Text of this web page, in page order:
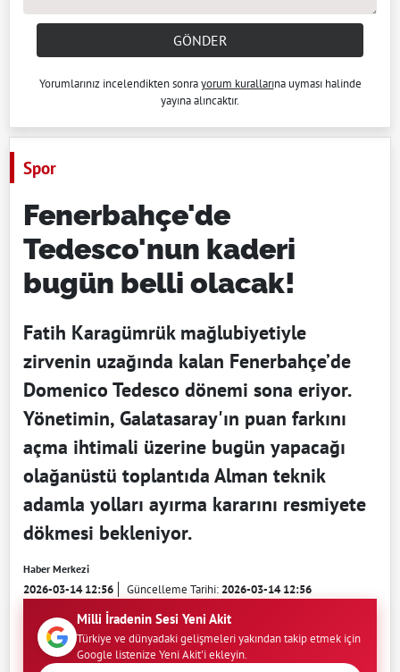
GÖNDER
Yorumlarınız incelendikten sonrayorum kurallarına uyması halinde
yayına alıncaktır.
Spor
Fenerbahçe'de
Tedesco'nun kaderi
bugün belli olacak!
Fatih Karagümrük mağlubiyetiyle
zirvenin uzağında kalan Fenerbahçe’de
Domenico Tedesco dönemi sona eriyor.
Yönetimin, Galatasaray'ın puan farkını
açma ihtimali üzerine bugün yapacağı
olağanüstü toplantıda Alman teknik
adamla yolları ayırma kararını resmiyete
dökmesi bekleniyor.
Haber Merkezi
2026-03-14 12:56 Güncelleme Tarihi:2026-03-14 12:56
Milli İradenin Sesi Yeni Akit
Türkiye ve dünyadaki gelişmeleri yakından takip etmek için
Google listenize Yeni Akit'i ekleyin.